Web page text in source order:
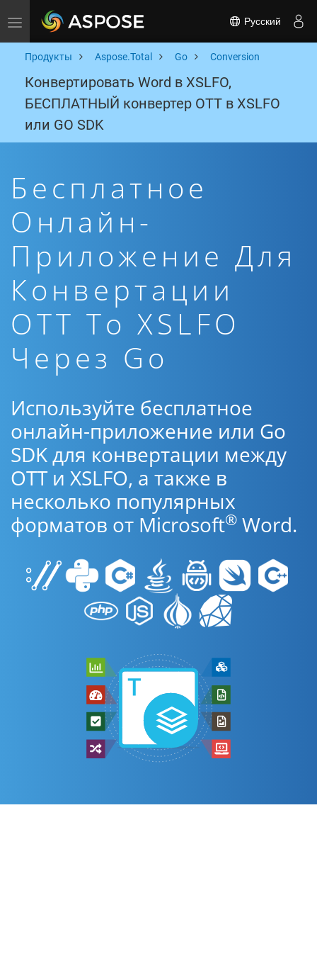
Toggle navigation Русский
Продукты Aspose.Total Go Conversion
Конвертировать Word в XSLFO,
БЕСПЛАТНЫЙ конвертер OTT в XSLFO
или GO SDK
Бесплатное
Онлайн-
Приложение Для
Конвертации
OTT To XSLFO
Через Go
Используйте бесплатное
онлайн-приложение или Go
SDK для конвертации между
OTT и XSLFO, а также в
несколько популярных
форматов от Microsoft® Word.